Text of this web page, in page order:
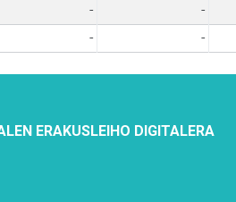
- -
- -
ERAKUSLEIHO DIGITALERA